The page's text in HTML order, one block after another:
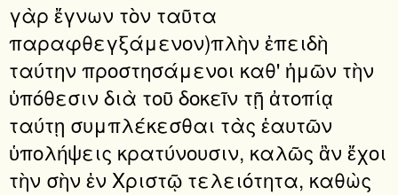
γὰρ ἔγνων τὸν ταῦτα
παραφθεγξάμενον)πλὴν ἐπειδὴ
ταύτην προστησάμενοι καθ' ἡμῶν τὴν
ὑπόθεσιν διὰ τοῦ δοκεῖν τῇ ἀτοπίᾳ
ταύτῃ συμπλέκεσθαι τὰς ἑαυτῶν
ὑπολήψεις κρατύνουσιν, καλῶς ἂν ἔχοι
τὴν σὴν ἐν Χριστῷ τελειότητα, καθὼς